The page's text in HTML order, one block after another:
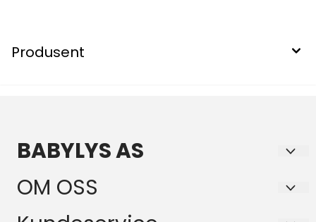
Produsent
BABYLYS AS
gode produkter, til barn og baby. Med varelager i
OM OSS
BABYLYS AS